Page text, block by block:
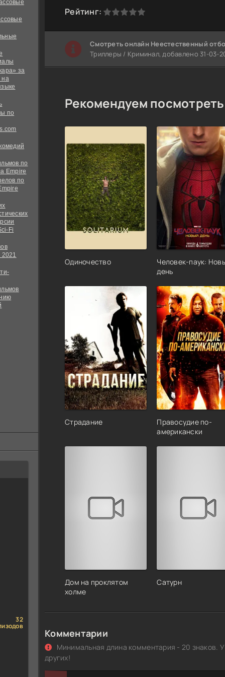
за
по
по
Empire
по
Fi
32
Рейтинг:
2 3 4 5
Cмотреть онлайн Неестественный
Триллеры / Криминал, добавлено 31-03-
Рекомендуем
Одиночество
Человек-паук:
день
Страдание
Правосудие по-
американски
Дом на проклятом
холме
Сатурн
Комментарии
Минимальная длина комментария - 20 знаков.
других!